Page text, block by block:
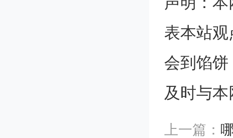
单光子
说，这
子比特
研究团
表本站
会到馅
及时与本
上一篇：